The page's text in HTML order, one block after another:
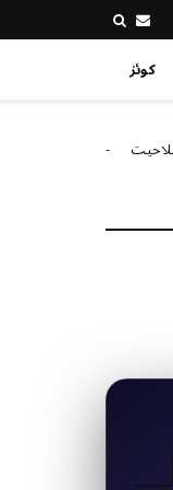
کوئز
Uncategorized